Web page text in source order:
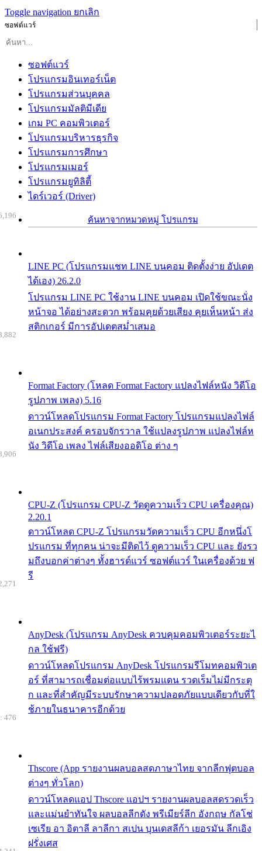
Toggle navigation ยกเลิก
ซอฟต์แวร์
ซอฟต์แวร์
โปรแกรมอินเทอร์เน็ต
โปรแกรมส่วนบุคคล
โปรแกรมมัลติมีเดีย
เกม PC คอมพิวเตอร์
โปรแกรมบริหารธุรกิจ
โปรแกรมการศึกษา
โปรแกรมเมอร์
โปรแกรมยูทิลิตี้
ไดร์เวอร์ (Driver)
ค้นหาจากหมวดหมู่ โปรแกรม
LINE PC (โปรแกรมแชท LINE บนคอม ติดตั้งง่าย อัปเดต
ได้เอง) 26.2.0
โปรแกรม LINE PC ใช้งาน LINE บนคอม เปิดใช้ขณะนั่ง
หน้าจอ ได้อย่างสะดวก พร้อมคุยด้วยเสียง คุยเห็นหน้า ส่ง
สติกเกอร์ มีการอัปเดตสม่ำเสมอ
Format Factory (โหลด Format Factory แปลงไฟล์หนัง วิดีโอ
รูปภาพ เพลง) 5.16
ดาวน์โหลดโปรแกรม Format Factory โปรแกรมแปลงไฟล์
อเนกประสงค์ ครอบจักรวาล ใช้แปลงรูปภาพ แปลงไฟล์ห
นัง วิดีโอ เพลง ไฟล์เสียงออดิโอ ต่าง ๆ
CPU-Z (โปรแกรม CPU-Z วัดดูความเร็ว CPU เครื่องคุณ)
2.20.1
ดาวน์โหลด CPU-Z โปรแกรมวัดความเร็ว CPU อีกหนึ่งโ
ปรแกรม ที่ทุกคน น่าจะมีติดไว้ ดูความเร็ว CPU และ ยังรว
มถึงบอกค่าต่างๆ ทั้งฮารด์แวร์ ซอฟต์แวร์ ในเครื่องด้วย ฟ
รี
AnyDesk (โปรแกรม AnyDesk ควบคุมคอมพิวเตอร์ระยะไ
กล ใช้ฟรี)
ดาวน์โหลดโปรแกรม AnyDesk โปรแกรมรีโมทคอมพิวเต
อร์ ที่สามารถเชื่อมต่อแบบไร้พรมแดน รวดเร็มไม่มีกระตุ
ก และที่สำคัญมีระบบรักษาความปลอดภัยแบบเดียวกับที่ใ
ช้ภายในธนาคารอีกด้วย
Thscore (App รายงานผลบอลสดภาษาไทย จากลีกฟุตบอล
ต่างๆ ทั่วโลก)
ดาวน์โหลดแอป Thscore แอปฯ รายงานผลบอลสดรวดเร็ว
และแม่นยำทันใจ ผลบอลลีกดัง พรีเมียร์ลีก อังกฤษ กัลโช่
เซเรีย อา อิตาลี ลาลีกา สเปน บุนเดสลีก้า เยอรมัน ลีกเอิง
ฝรั่งเศส
476